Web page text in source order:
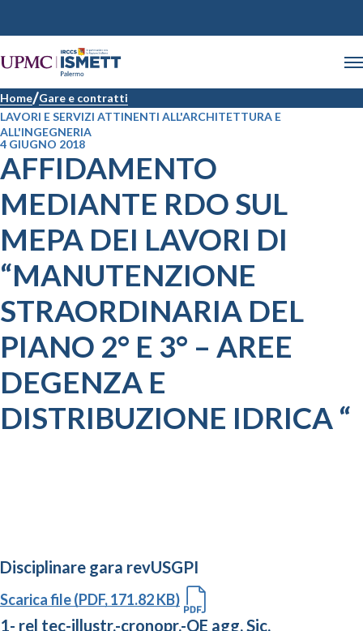
Home Gare e contratti
LAVORI E SERVIZI ATTINENTI ALL'ARCHITETTURA E
ALL'INGEGNERIA
4 GIUGNO 2018
AFFIDAMENTO
MEDIANTE RDO SUL
MEPA DEI LAVORI DI
“MANUTENZIONE
STRAORDINARIA DEL
PIANO 2° E 3° – AREE
DEGENZA E
DISTRIBUZIONE IDRICA “
Disciplinare gara revUSGPI
Scarica file (PDF, 171.82 KB)
1- rel tec-illustr.-cronopr.-QE agg. Sic.